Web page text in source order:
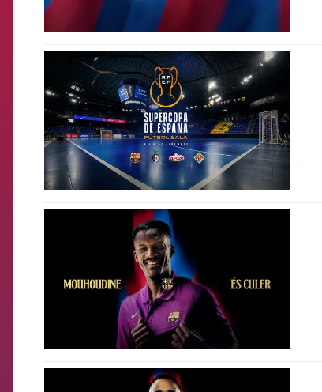
FCB Barcelona badge
FCB Barcelona badge